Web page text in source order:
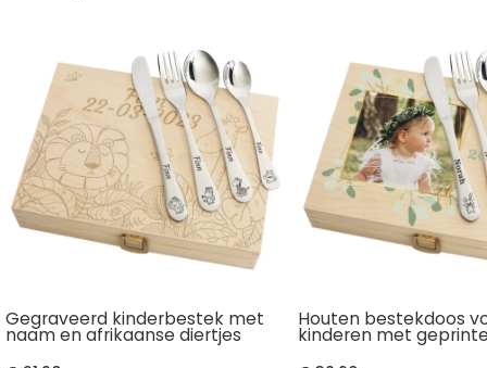
Gegraveerd kinderbestek met
naam en afrikaanse diertjes
Houten bestekdoos
kinderen met